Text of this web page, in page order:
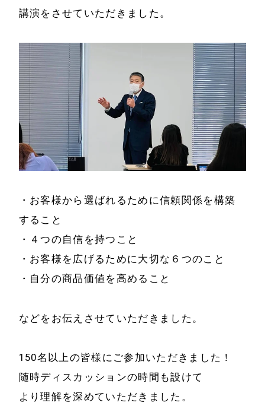
ホーム
代表プロフィール
サービス
事例と実績
導入企業一覧
会社情報
経営理念
づく表示
講演をさせていただきました。
・お客様から選ばれるために信頼関係を構築
すること
・４つの自信を持つこと
・お客様を広げるために大切な６つのこと
・自分の商品価値を高めること
などをお伝えさせていただきました。
150名以上の皆様にご参加いただきました！
随時ディスカッションの時間も設けて
より理解を深めていただきました。